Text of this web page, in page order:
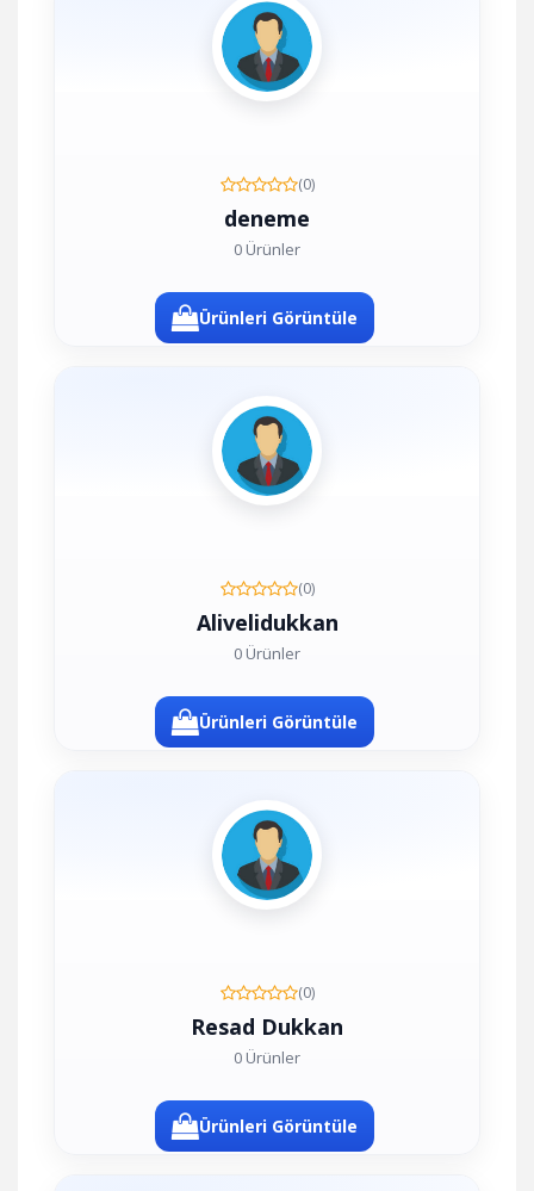
(0)
deneme
0 Ürünler
Ürünleri Görüntüle
(0)
Alivelidukkan
0 Ürünler
Ürünleri Görüntüle
(0)
Resad Dukkan
0 Ürünler
Ürünleri Görüntüle